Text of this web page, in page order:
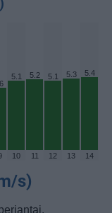
5.1 5.2 5.1 5.3 5.4
10 11 12 13 14
s)